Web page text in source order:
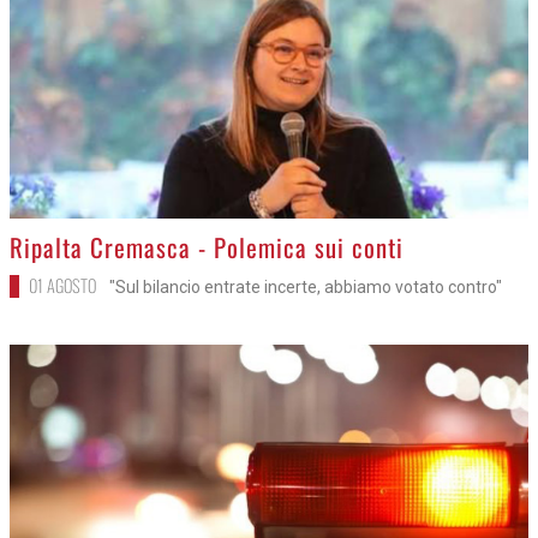
>
Ripalta Cremasca - Polemica sui conti
01 AGOSTO "Sul bilancio entrate incerte, abbiamo votato contro"